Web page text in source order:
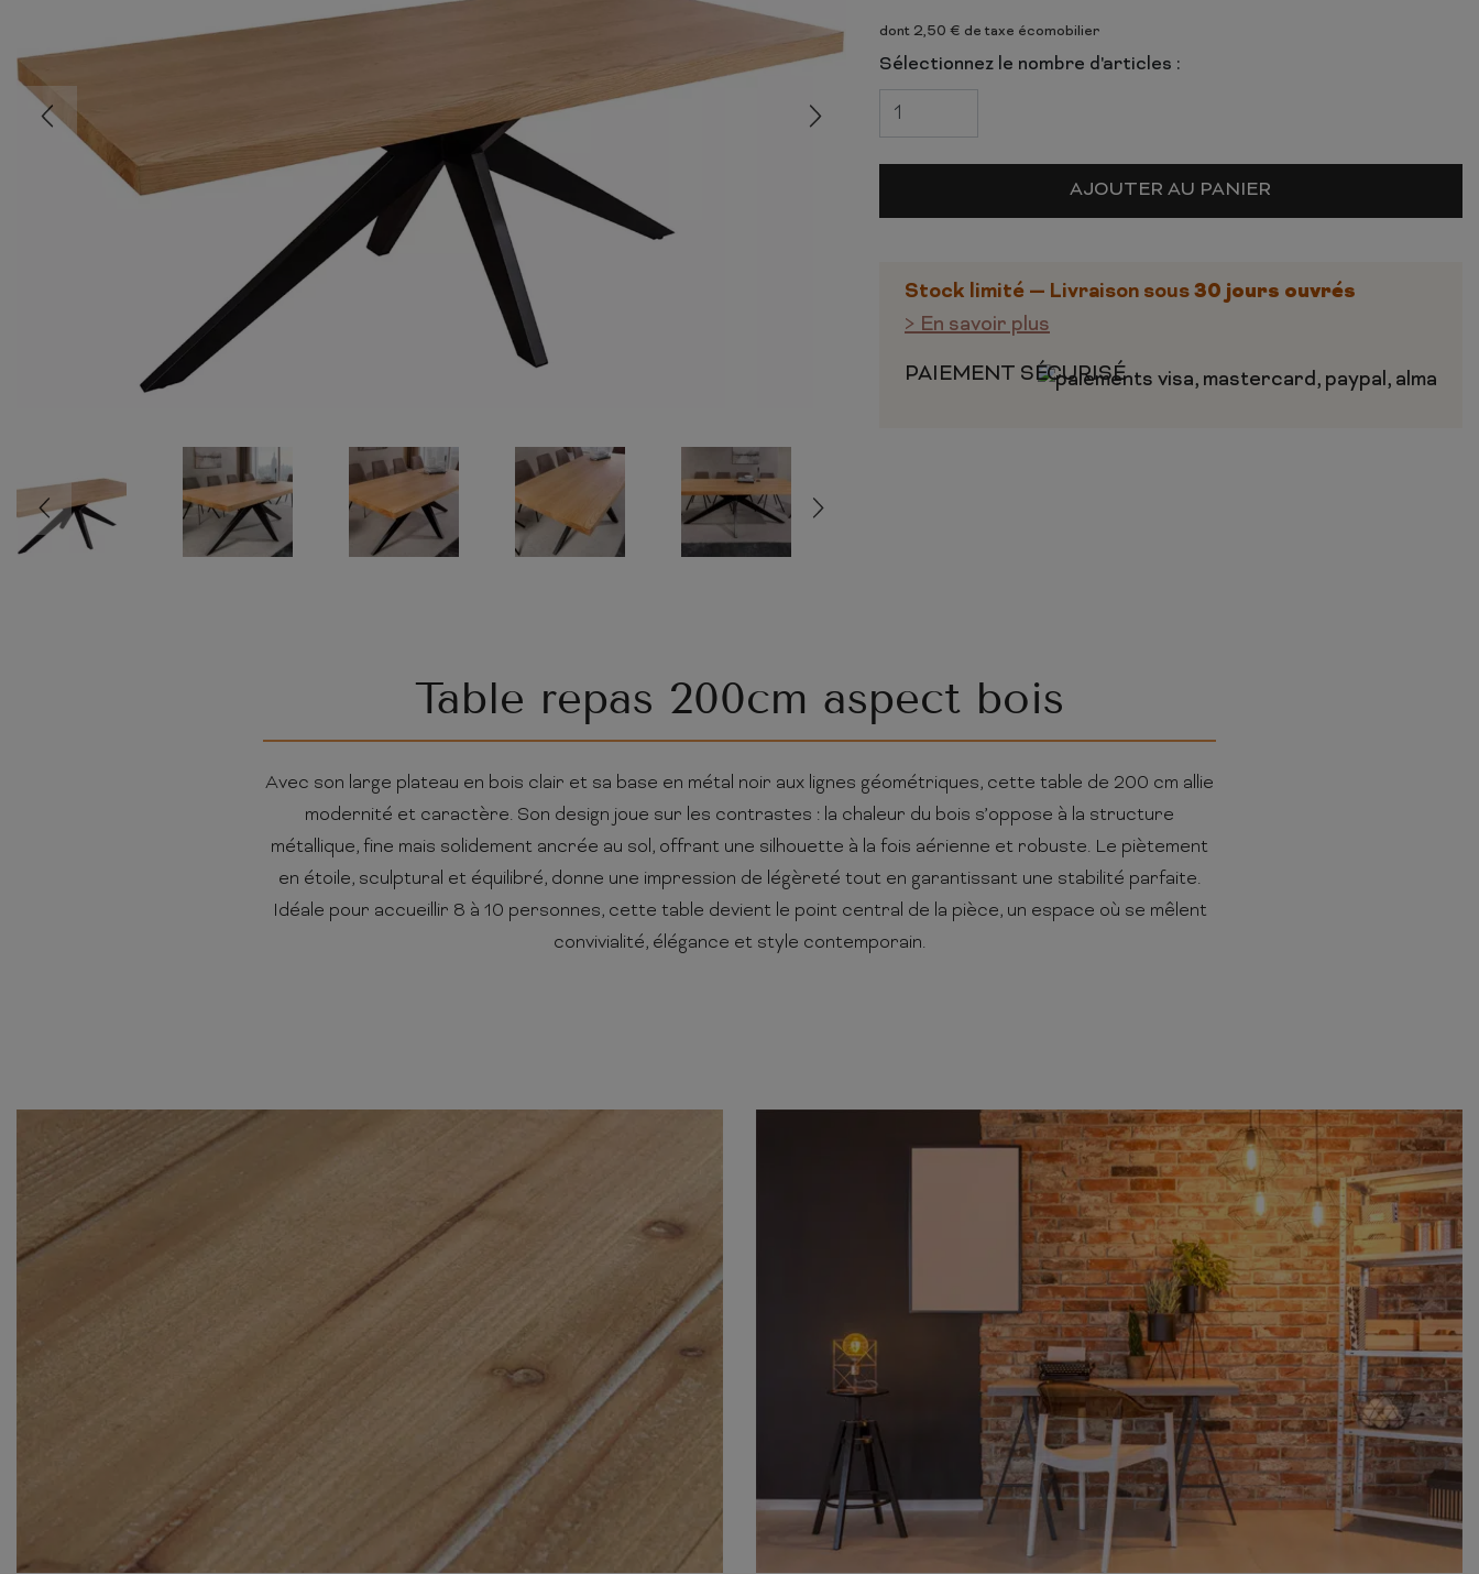
COMMODE ET CHIFFONNIERS
CHAMBRE COMPLÈTEdont 2,50 € de taxe écomobilier
Sélectionnez le nombre d'articles :
AJOUTER AU PANIER
Stock limité — Livraison sous30 jours ouvrés
> En savoir plus
PAIEMENT SÉCURISÉ
Table repas 200cm aspect bois
Avec son large plateau en bois clair et sa base en métal noir aux lignes géométriques, cette table de 200 cm allie
modernité et caractère. Son design joue sur les contrastes : la chaleur du bois s’oppose à la structure
métallique, fine mais solidement ancrée au sol, offrant une silhouette à la fois aérienne et robuste. Le piètement
en étoile, sculptural et équilibré, donne une impression de légèreté tout en garantissant une stabilité parfaite.
Idéale pour accueillir 8 à 10 personnes, cette table devient le point central de la pièce, un espace où se mêlent
convivialité, élégance et style contemporain.